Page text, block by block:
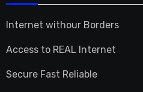
Internet withour Borders
Access to REAL Internet
Secure Fast Reliable